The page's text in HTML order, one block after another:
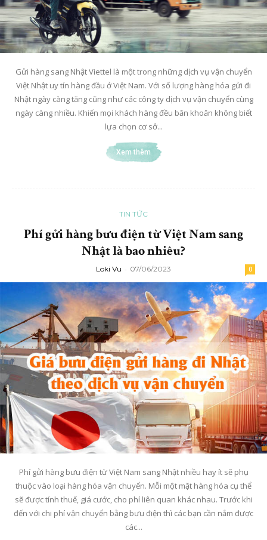
Gửi hàng sang Nhật Viettel là một trong những dịch vụ vận chuyển
Việt Nhật uy tín hàng đầu ở Việt Nam. Với số lượng hàng hóa gửi đi
Nhật ngày càng tăng cũng như các công ty dịch vụ vận chuyển cùng
ngày càng nhiều. Khiến mọi khách hàng đều băn khoăn không biết
lựa chọn cơ sở...
Xem thêm
TIN TỨC
Phí gửi hàng bưu điện từ Việt Nam sang
Nhật là bao nhiêu?
Loki Vu - 07/06/2023 0
Phí gửi hàng bưu điện từ Việt Nam sang Nhật nhiều hay ít sẽ phụ
thuộc vào loại hàng hóa vận chuyển. Mỗi một mặt hàng hóa cụ thể
sẽ được tính thuế, giá cước, cho phí liên quan khác nhau. Trước khi
đến với chi phí vận chuyển bằng bưu điện thì các bạn cần nắm được
các...